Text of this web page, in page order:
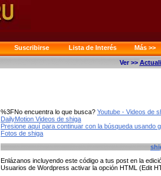
Suscribirse Lista de Interés
Más >>
Ver >>
%3FNo encuentra lo que busca? Youtube - Videos de
DailyMotion Videos de shiga
Presione aquí para continuar con la búsqueda usando
Fotos de shiga
Enlázanos incluyendo este código a tus post en la
Usuarios de Wordpress activar la opción HTML (Edit